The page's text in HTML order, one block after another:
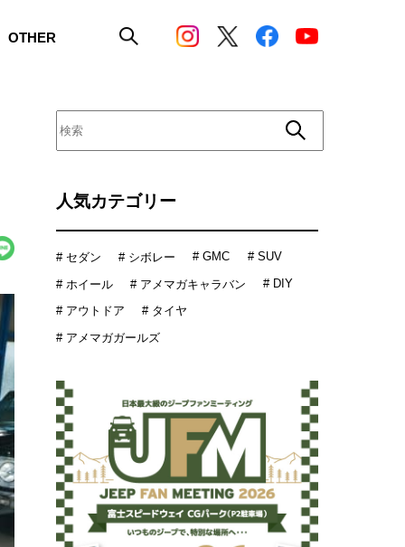
OTHER
人気カテゴリー
# セダン # シボレー # GMC # SUV
# ホイール # アメマガキャラバン # DIY
# アウトドア
# タイヤ
# アメマガガールズ